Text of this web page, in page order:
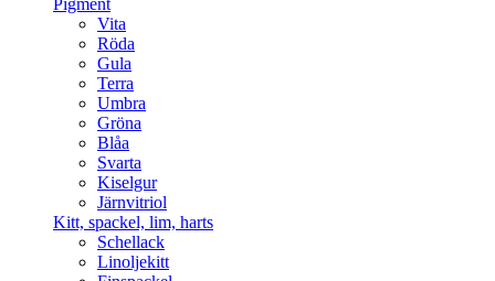
Pigment
Vita
Röda
Gula
Terra
Umbra
Gröna
Blåa
Svarta
Kiselgur
Järnvitriol
Kitt, spackel, lim, harts
Schellack
Linoljekitt